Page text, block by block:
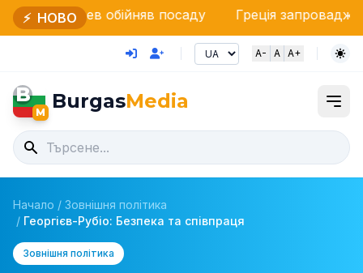
⚡ НОВО
обійняв посаду Греція запроваджує суворий
A- A A+
B
M BurgasMedia
Начало / Зовнішня політика
/ Георгієв-Рубіо: Безпека та співпраця
Зовнішня політика